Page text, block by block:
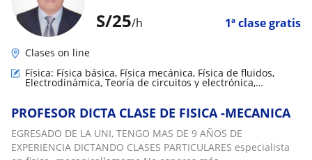
S/25/h 1ª clase gratis
Clases on line
Física: Física básica, Física mecánica, Física de fluidos,
Electrodinámica, Teoría de circuitos y electrónica,
PROFESOR DICTA CLASE DE FISICA -MECANICA
EGRESADO DE LA UNI, TENGO MAS DE 9 AÑOS DE
EXPERIENCIA DICTANDO CLASES PARTICULARES especialista